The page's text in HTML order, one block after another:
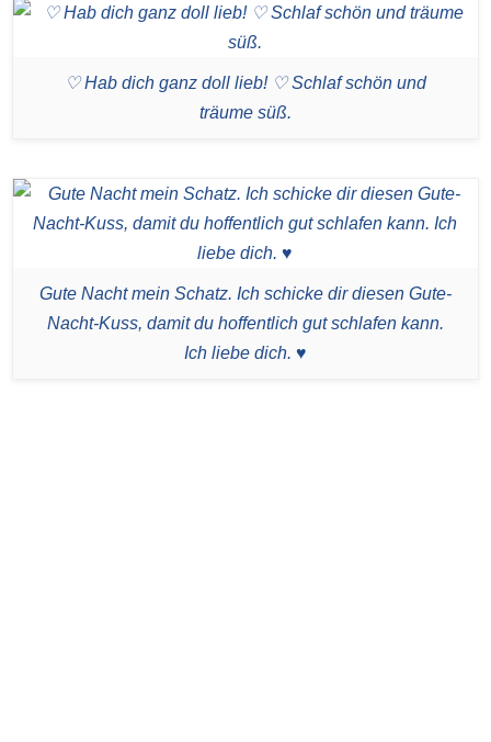
♡ Hab dich ganz doll lieb! ♡ Schlaf schön und
träume süß.
Gute Nacht mein Schatz. Ich schicke dir diesen Gute-
Nacht-Kuss, damit du hoffentlich gut schlafen kann.
Ich liebe dich. ♥